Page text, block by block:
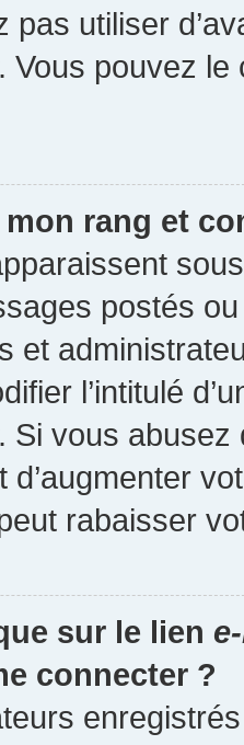
pas utiliser
Vous pouvez
mon rang et
postés
et
l’intitulé
Si vous
d’augmenter
rabaisser
sur le lien
connecter ?